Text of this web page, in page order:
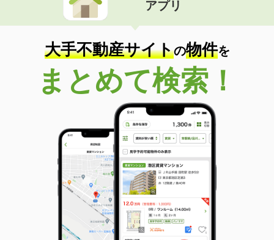
アプリ
大手不動産サイトの物件を
まとめて検索！